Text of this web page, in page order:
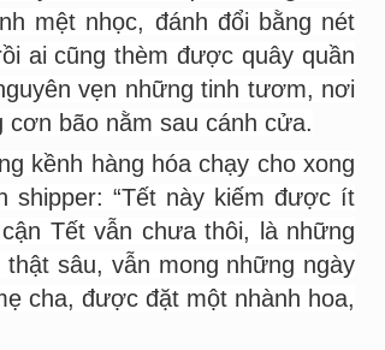
mệt nhọc, đánh đổi bằng nét
ai cũng thèm được quây quần
vẹn những tinh tươm, nơi
bão nằm sau cánh cửa.
kềnh hàng hóa chạy cho xong
shipper: “Tết này kiếm được ít
Tết vẫn chưa thôi, là những
sâu, vẫn mong những ngày
cha, được đặt một nhành hoa,